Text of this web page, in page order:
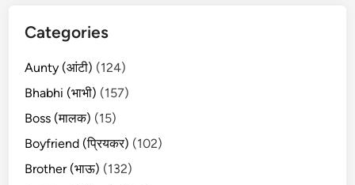
Categories
Aunty (आंटी) (124)
Bhabhi (भाभी) (157)
Boss (मालक) (15)
Boyfriend (प्रियकर) (102)
Brother (भाऊ) (132)